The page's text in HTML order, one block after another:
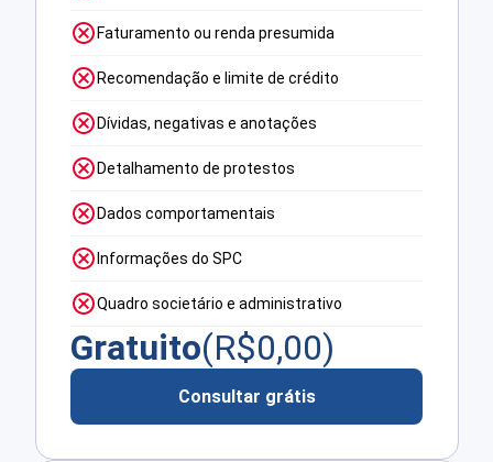
Faturamento ou renda presumida
Recomendação e limite de crédito
Dívidas, negativas e anotações
Detalhamento de protestos
Dados comportamentais
Informações do SPC
Quadro societário e administrativo
Gratuito(R$0,00)
Consultar grátis